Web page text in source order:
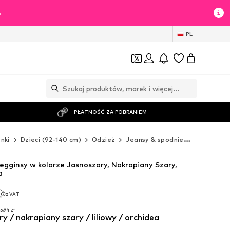
PL
PŁATNOŚĆ ZA POBRANIEM
Dzieci (92-140 cm) Odzież Jeansy & spodnie
z VAT
zł
zł
w kolorze Jasnoszary, Nakrapiany Szary,
/ nakrapiany szary / liliowy / orchidea